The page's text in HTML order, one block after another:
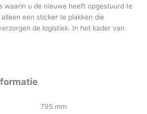
waarin u de nieuwe heeft opgestuurd te
een sticker te plakken die
de logistiek. In het kader van
795 mm